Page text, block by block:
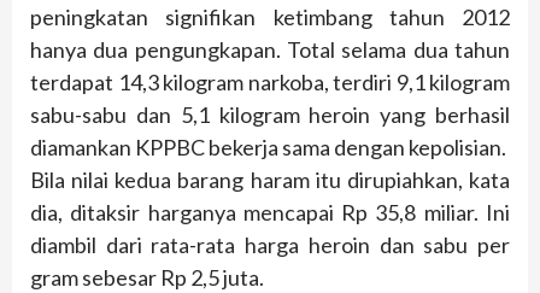
peningkatan signifikan ketimbang tahun 2012
hanya dua pengungkapan. Total selama dua tahun
terdapat 14,3 kilogram narkoba, terdiri 9,1 kilogram
sabu-sabu dan 5,1 kilogram heroin yang berhasil
diamankan KPPBC bekerja sama dengan kepolisian.
Bila nilai kedua barang haram itu dirupiahkan, kata
dia, ditaksir harganya mencapai Rp 35,8 miliar. Ini
diambil dari rata-rata harga heroin dan sabu per
gram sebesar Rp 2,5 juta.